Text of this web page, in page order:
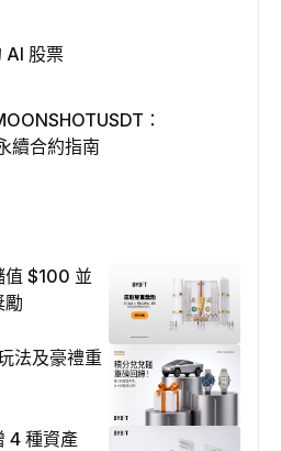
AI 股票
：
續合約指南
值 $100 並
勵
法及豪禮重
4 種資產